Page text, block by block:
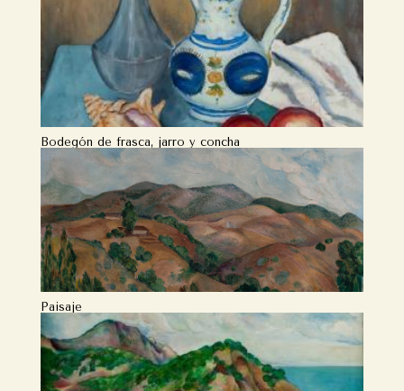
Bodegón de frasca, jarro y concha
Paisaje